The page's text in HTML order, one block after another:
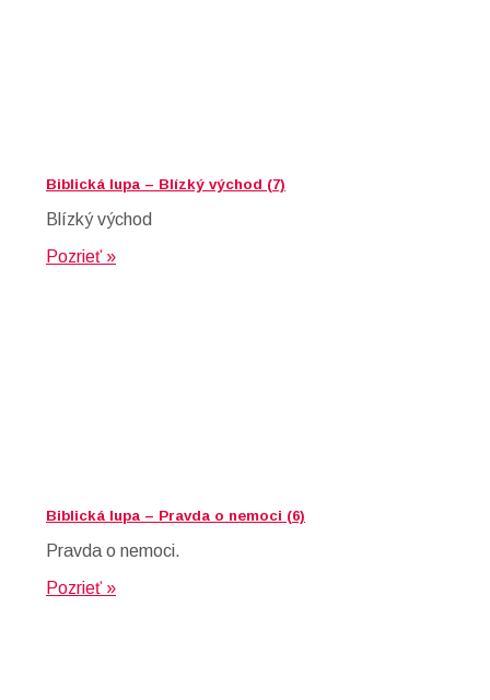
Biblická lupa – Blízký východ (7)
Blízký východ
Pozrieť »
Biblická lupa – Pravda o nemoci (6)
Pravda o nemoci.
Pozrieť »